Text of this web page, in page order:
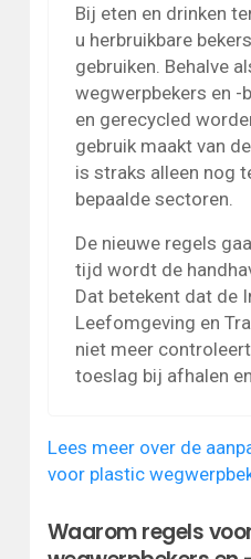
Bij eten en drinken
u herbruikbare
gebruiken. Behalve
wegwerpbekers en -
en gerecycled
gebruik maakt van
is straks alleen nog
bepaalde sectoren.
De nieuwe regels
tijd wordt de
Dat betekent dat de
Leefomgeving en
niet meer
toeslag bij afhalen
Lees meer over de
voor plastic
Waarom regels